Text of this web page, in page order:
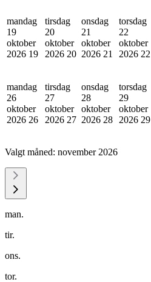
mandag
19
oktober
2026 19
tirsdag
20
oktober
2026 20
onsdag
21
oktober
2026 21
torsdag
22
oktober
2026 22
mandag
26
oktober
2026 26
tirsdag
27
oktober
2026 27
onsdag
28
oktober
2026 28
torsdag
29
oktober
2026 29
Valgt måned: november 2026
man.
tir.
ons.
tor.